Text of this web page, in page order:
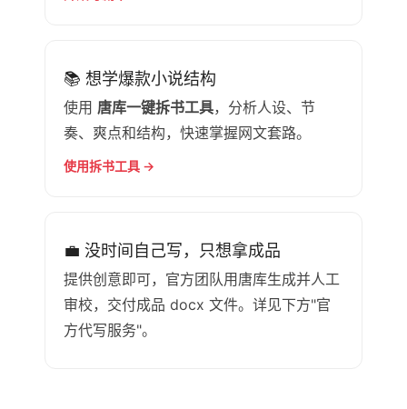
📚 想学爆款小说结构
使用 唐库一键拆书工具，分析人设、节
奏、爽点和结构，快速掌握网文套路。
使用拆书工具 →
💼 没时间自己写，只想拿成品
提供创意即可，官方团队用唐库生成并人工
审校，交付成品 docx 文件。详见下方"官
方代写服务"。